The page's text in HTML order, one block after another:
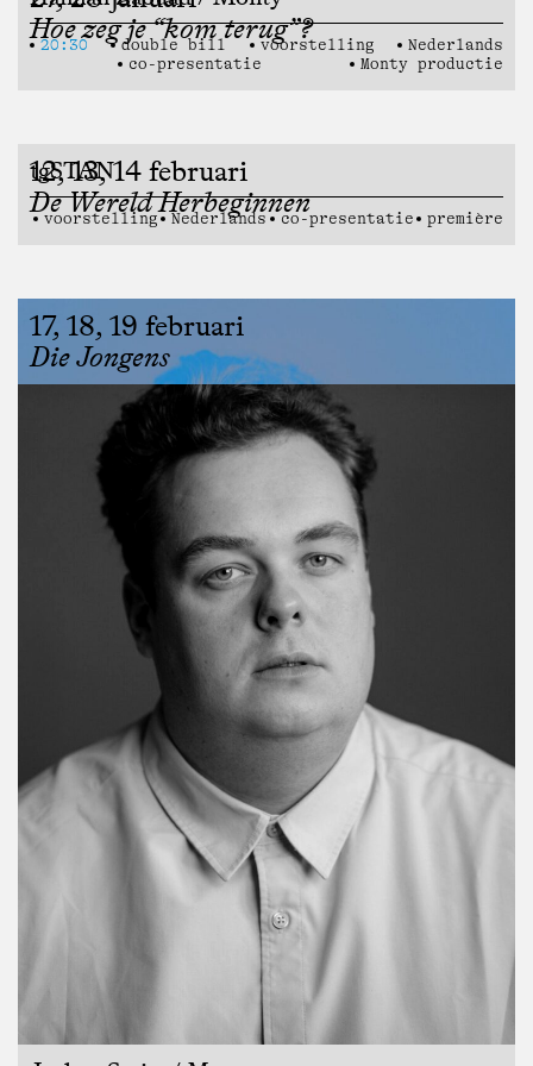
Hoe zeg je “kom terug”?
20:30 double bill voorstelling
Nederlands
co-presentatie
Monty productie
12, 13, 14 februari
De Wereld Herbeginnen
tgSTAN
voorstelling Nederlands co-presentatie première
17, 18, 19 februari
Die Jongens